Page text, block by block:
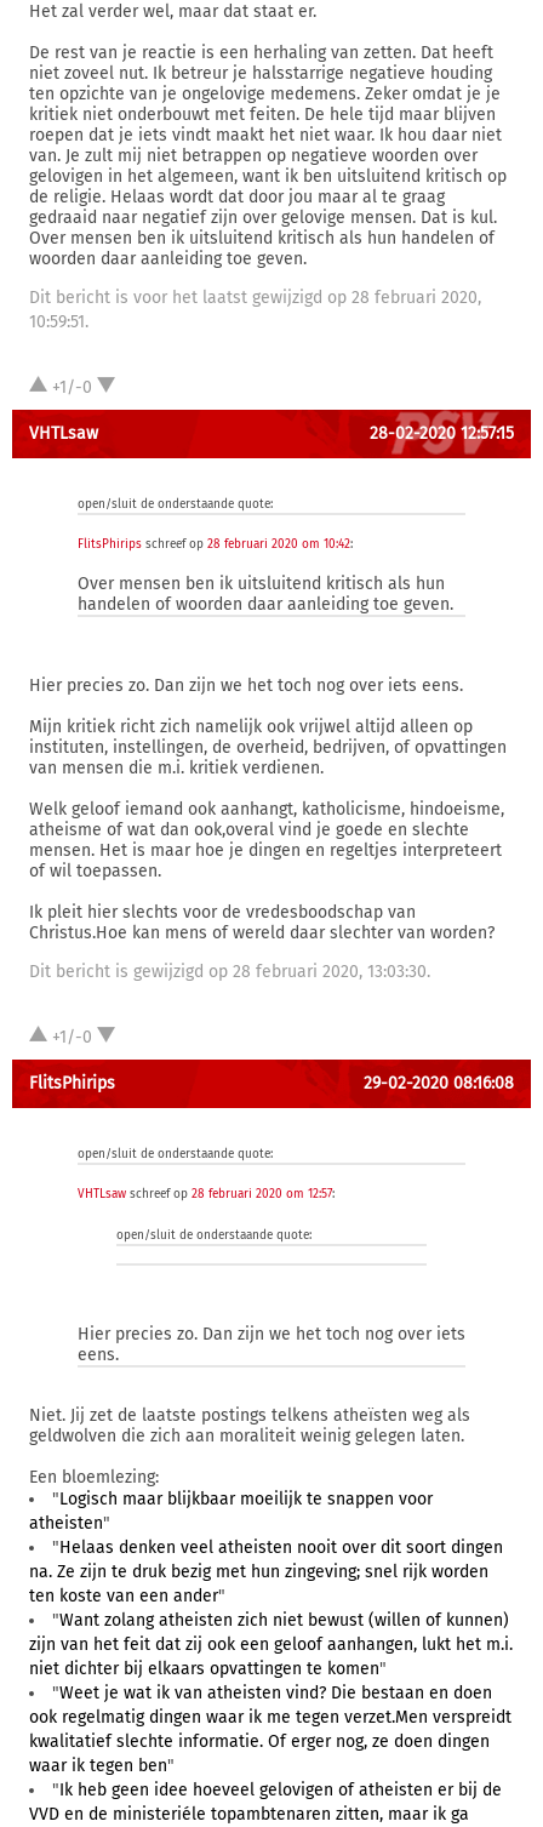
Het zal verder wel, maar dat staat er.
De rest van je reactie is een herhaling van zetten. Dat heeft
niet zoveel nut. Ik betreur je halsstarrige negatieve houding
ten opzichte van je ongelovige medemens. Zeker omdat je je
kritiek niet onderbouwt met feiten. De hele tijd maar blijven
roepen dat je iets vindt maakt het niet waar. Ik hou daar niet
van. Je zult mij niet betrappen op negatieve woorden over
gelovigen in het algemeen, want ik ben uitsluitend kritisch op
de religie. Helaas wordt dat door jou maar al te graag
gedraaid naar negatief zijn over gelovige mensen. Dat is kul.
Over mensen ben ik uitsluitend kritisch als hun handelen of
woorden daar aanleiding toe geven.
Dit bericht is voor het laatst gewijzigd op 28 februari 2020,
10:59:51.
+1/-0
VHTLsaw 28-02-2020 12:57:15
open/sluit de onderstaande quote:
FlitsPhirips schreef op 28 februari 2020 om 10:42:
Over mensen ben ik uitsluitend kritisch als hun
handelen of woorden daar aanleiding toe geven.
Hier precies zo. Dan zijn we het toch nog over iets eens.
Mijn kritiek richt zich namelijk ook vrijwel altijd alleen op
instituten, instellingen, de overheid, bedrijven, of opvattingen
van mensen die m.i. kritiek verdienen.
Welk geloof iemand ook aanhangt, katholicisme, hindoeisme,
atheisme of wat dan ook,overal vind je goede en slechte
mensen. Het is maar hoe je dingen en regeltjes interpreteert
of wil toepassen.
Ik pleit hier slechts voor de vredesboodschap van
Christus.Hoe kan mens of wereld daar slechter van worden?
Dit bericht is gewijzigd op 28 februari 2020, 13:03:30.
+1/-0
FlitsPhirips 29-02-2020 08:16:08
open/sluit de onderstaande quote:
VHTLsaw schreef op 28 februari 2020 om 12:57:
open/sluit de onderstaande quote:
Hier precies zo. Dan zijn we het toch nog over iets
eens.
Niet. Jij zet de laatste postings telkens atheïsten weg als
geldwolven die zich aan moraliteit weinig gelegen laten.
Een bloemlezing:
"Logisch maar blijkbaar moeilijk te snappen voor
atheisten"
"Helaas denken veel atheisten nooit over dit soort dingen
na. Ze zijn te druk bezig met hun zingeving; snel rijk worden
ten koste van een ander"
"Want zolang atheisten zich niet bewust (willen of kunnen)
zijn van het feit dat zij ook een geloof aanhangen, lukt het m.i.
niet dichter bij elkaars opvattingen te komen"
"Weet je wat ik van atheisten vind? Die bestaan en doen
ook regelmatig dingen waar ik me tegen verzet.Men verspreidt
kwalitatief slechte informatie. Of erger nog, ze doen dingen
waar ik tegen ben"
"Ik heb geen idee hoeveel gelovigen of atheisten er bij de
VVD en de ministeriéle topambtenaren zitten, maar ik ga